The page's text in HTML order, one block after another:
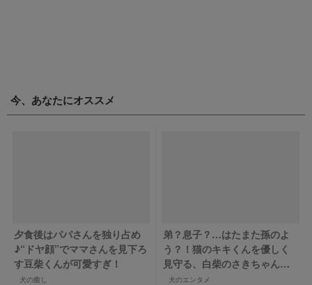
今、あなたにオススメ
夕食後はパパさんを独り占め
♪“ドヤ顔”でママさんを見下ろ
す豆柴くんが可愛すぎ！
犬の癒し
弟？息子？…はたまた孫のよ
う？！猫のキキくんを優しく
見守る、白柴のさきちゃんに
ほんわか癒される
犬のエンタメ